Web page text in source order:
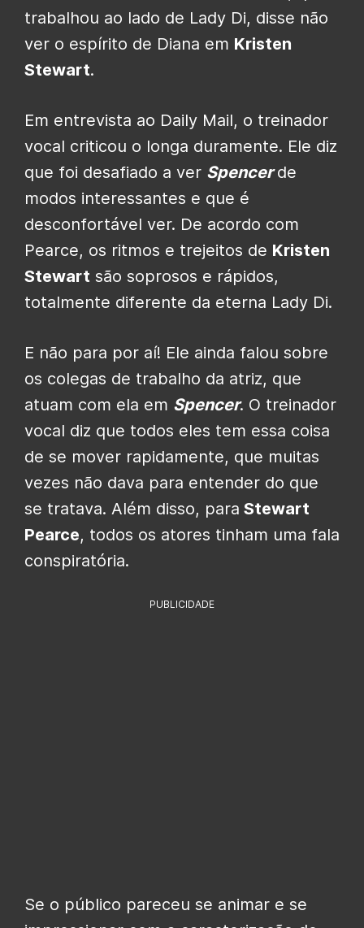
trabalhou ao lado de Lady Di, disse não
ver o espírito de Diana em Kristen
Stewart.
Em entrevista ao Daily Mail, o treinador
vocal criticou o longa duramente. Ele diz
que foi desafiado a ver Spencer de
modos interessantes e que é
desconfortável ver. De acordo com
Pearce, os ritmos e trejeitos de Kristen
Stewart são soprosos e rápidos,
totalmente diferente da eterna Lady Di.
E não para por aí! Ele ainda falou sobre
os colegas de trabalho da atriz, que
atuam com ela em Spencer. O treinador
vocal diz que todos eles tem essa coisa
de se mover rapidamente, que muitas
vezes não dava para entender do que
se tratava. Além disso, para Stewart
Pearce, todos os atores tinham uma fala
conspiratória.
PUBLICIDADE
Se o público pareceu se animar e se